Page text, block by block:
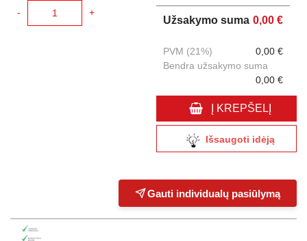
-
+
Užsakymo suma 0,00 €
PVM (21%)
0,00 €
Bendra užsakymo suma
0,00 €
Į KREPŠELĮ
Išsaugoti idėją
Gauti individualų pasiūlymą